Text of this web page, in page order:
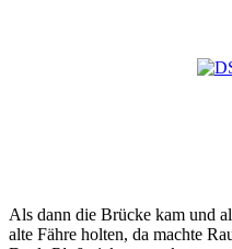
Als dann die Brücke kam und
alte Fähre holten, da machte